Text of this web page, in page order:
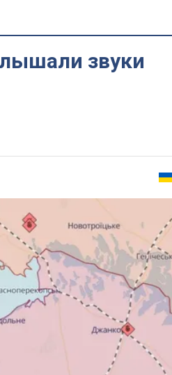
звуки